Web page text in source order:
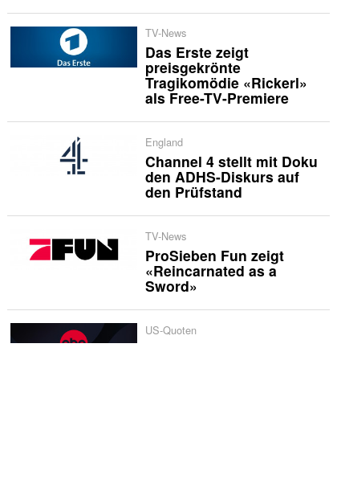
TV-News
Das Erste zeigt
preisgekrönte
Tragikomödie «Rickerl»
als Free-TV-Premiere
England
Channel 4 stellt mit Doku
den ADHS-Diskurs auf
den Prüfstand
TV-News
ProSieben Fun zeigt
«Reincarnated as a
Sword»
US-Quoten